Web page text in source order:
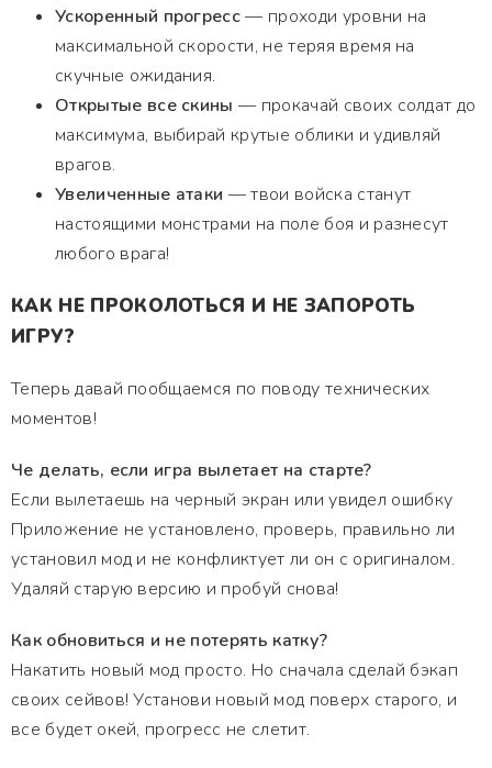
Ускоренный прогресс— проходи уровни на
максимальной скорости, не теряя время на
скучные ожидания.
Открытые все скины — прокачай своих солдат до
максимума, выбирай крутые облики и удивляй
врагов.
Увеличенные атаки — твои войска станут
настоящими монстрами на поле боя и разнесут
любого врага!
КАК НЕ ПРОКОЛОТЬСЯ И НЕ ЗАПОРОТЬ
ИГРУ?
Теперь давай пообщаемся по поводу технических
моментов!
Че делать, если игра вылетает на старте?
Если вылетаешь на черный экран или увидел ошибку
Приложение не установлено, проверь, правильно ли
установил мод и не конфликтует ли он с оригиналом.
Удаляй старую версию и пробуй снова!
Как обновиться и не потерять катку?
Накатить новый мод просто. Но сначала сделай бэкап
своих сейвов! Установи новый мод поверх старого, и
все будет окей, прогресс не слетит.